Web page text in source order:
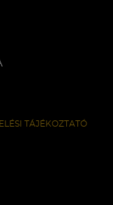
TÁJÉKOZTATÓ